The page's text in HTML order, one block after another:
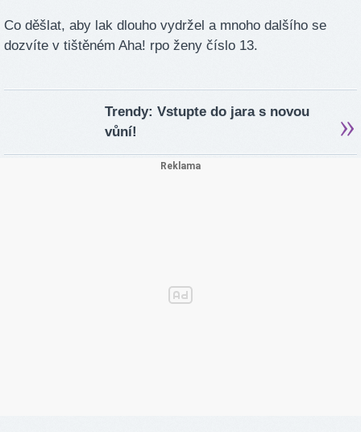
Co děšlat, aby lak dlouho vydržel a mnoho dalšího se
dozvíte v tištěném Aha! rpo ženy číslo 13.
Trendy: Vstupte do jara s novou
vůní!